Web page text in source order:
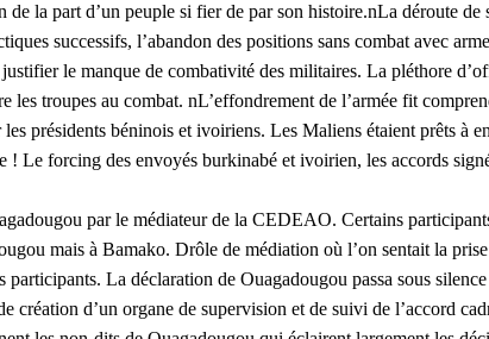
la part d’un peuple si fier de par son histoire.nLa déroute
successifs, l’abandon des positions sans combat avec
le manque de combativité des militaires. La pléthore
troupes au combat. nL’effondrement de l’armée fit
présidents béninois et ivoiriens. Les Maliens étaient prêts à
Le forcing des envoyés burkinabé et ivoirien, les accords
par le médiateur de la CEDEAO. Certains
mais à Bamako. Drôle de médiation où l’on sentait la
La déclaration de Ouagadougou passa sous
création d’un organe de supervision et de suivi de l’accord